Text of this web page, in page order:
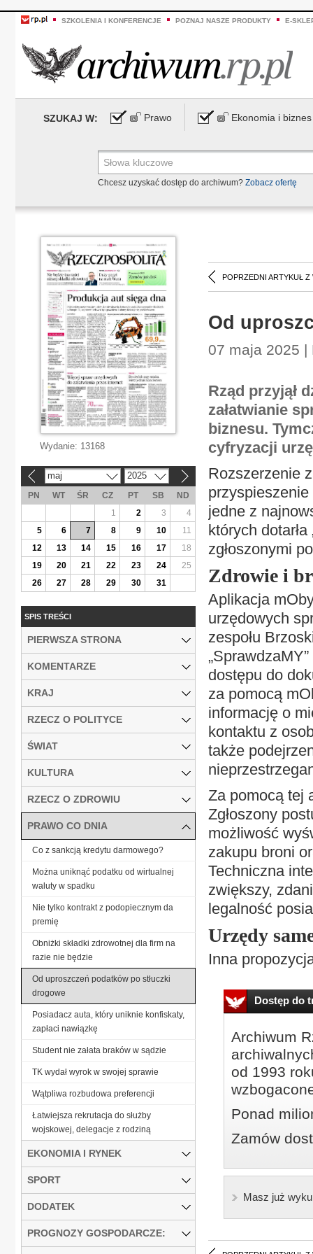
SZKOLENIA I KONFERENCJE POZNAJ NASZE PRODUKTY E-
SZUKAJ W: Prawo Ekonomia i biznes
Chcesz uzyskać dostęp do archiwum? Zobacz ofertę
POPRZEDNI ARTYKUŁ Z
Od
07 maja 2025 |
Rząd przyjął
załatwianie
biznesu.
cyfryzacji
Rozszerzenie
jedne z
których
zgłoszonymi
Zdrowie i
Aplikacja
urzędowych
zespołu
dostępu do
za pomocą
informację o
kontaktu z
także
Za pomocą tej
Zgłoszony
możliwość
zakupu broni
Techniczna
zwiększy,
legalność
Urzędy
Inna
Dostęp do
Archiwum
od 1993
Ponad
Zamów
Masz już
Wydanie: 13168
maj 2025
PN WT ŚR CZ PT SB
ND
1
2 3
4
5
6 7 8 9 10
11
12
13 14 15 16 17
18
19
20 21 22 23 24
25
26
27 28 29 30 31
SPIS TREŚCI
PIERWSZA STRONA
KOMENTARZE
KRAJ
RZECZ O POLITYCE
ŚWIAT
KULTURA
RZECZ O ZDROWIU
PRAWO CO DNIA
Co z sankcją kredytu darmowego?
Można uniknąć podatku od wirtualnej
waluty w spadku
Nie tylko kontrakt z podopiecznym da
premię
Obniżki składki zdrowotnej dla firm na
razie nie będzie
Od uproszczeń podatków po stłuczki
drogowe
Posiadacz auta, który uniknie konfiskaty,
zapłaci nawiązkę
Student nie załata braków w sądzie
TK wydał wyrok w swojej sprawie
Wątpliwa rozbudowa preferencji
Łatwiejsza rekrutacja do służby
wojskowej, delegacje z rodziną
EKONOMIA I RYNEK
SPORT
DODATEK
PROGNOZY GOSPODARCZE: